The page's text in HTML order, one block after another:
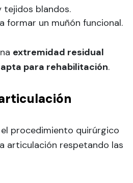
tejidos blandos.
formar un muñón funcional.
extremidad residual
para rehabilitación.
procedimiento quirúrgico
articulación respetando las